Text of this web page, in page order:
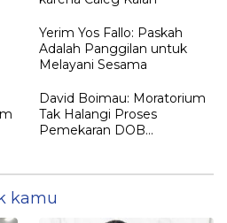
Yerim Yos Fallo: Paskah
Adalah Panggilan untuk
Melayani Sesama
David Boimau: Moratorium
Tak Halangi Proses
Pemekaran DOB
kamu